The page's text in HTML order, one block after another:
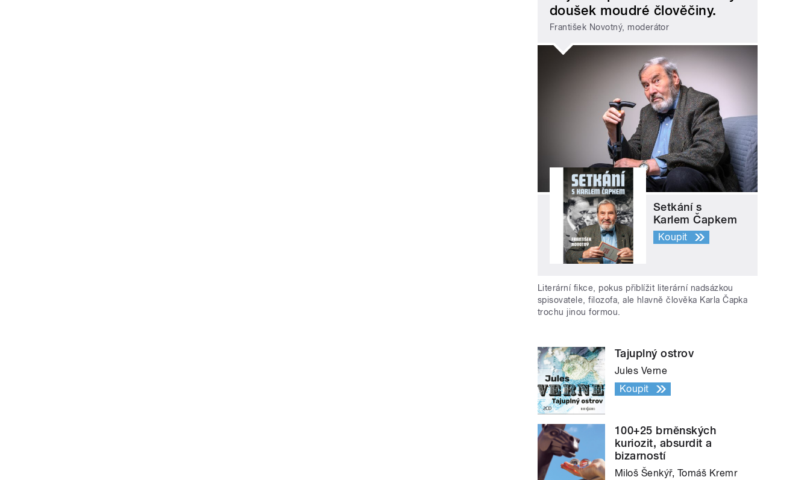
doušek moudré člověčiny.
František Novotný, moderátor
Setkání s
Karlem Čapkem
Koupit
Literární fikce, pokus přiblížit literární nadsázkou
spisovatele, filozofa, ale hlavně člověka Karla Čapka
trochu jinou formou.
Tajuplný ostrov
Jules Verne
Koupit
100+25 brněnských
kuriozit, absurdit a
bizarností
Miloš Šenkýř, Tomáš Kremr